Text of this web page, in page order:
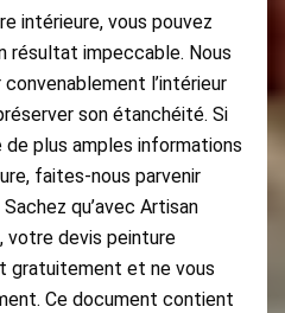
intérieure, vous pouvez
résultat impeccable. Nous
l’intérieur
son étanchéité. Si
plus amples informations
faites-nous parvenir
qu’avec Artisan
votre devis peinture
gratuitement et ne vous
Ce document contient